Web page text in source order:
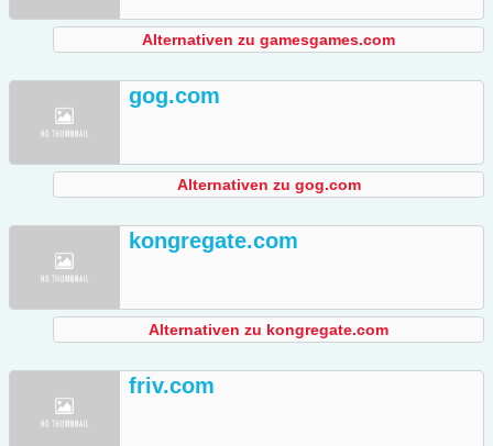
Alternativen zu gamesgames.com
gog.com
Alternativen zu gog.com
kongregate.com
Alternativen zu kongregate.com
friv.com